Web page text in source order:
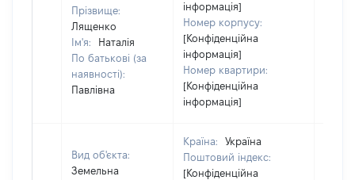
Прізвище:
Лященко
Ім'я:
Наталія
По батькові (за
наявності):
Павлівна
інформація]
Номер корпусу:
[Конфіденційна
інформація]
Номер квартири:
[Конфіденційна
інформація]
Вид об'єкта:
Земельна
Країна:
Україна
Поштовий індекс:
[Конфіденційна